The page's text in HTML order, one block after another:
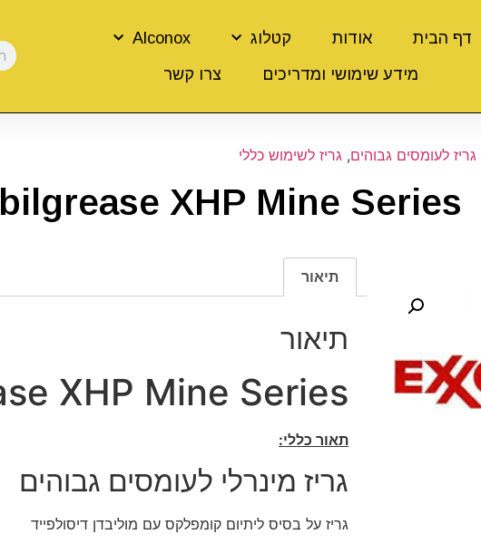
דף הבית אודות קטלוג
Alconox
מידע שימושי ומדריכים
צרו קשר
גריז לעומסים גבוהים, גריז לשימוש כללי
XHP Mine Series
תיאור
תיאור
XHP Mine Series
תאור כללי:
גריז מינרלי לעומסים גבוהים
גריז על בסיס ליתיום קומפלקס עם מוליבדן דיסולפייד